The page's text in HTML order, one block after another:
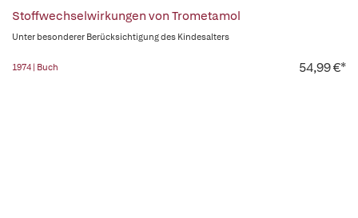
Stoffwechselwirkungen von Trometamol
Unter besonderer Berücksichtigung des Kindesalters
1974 | Buch 54,99 €*